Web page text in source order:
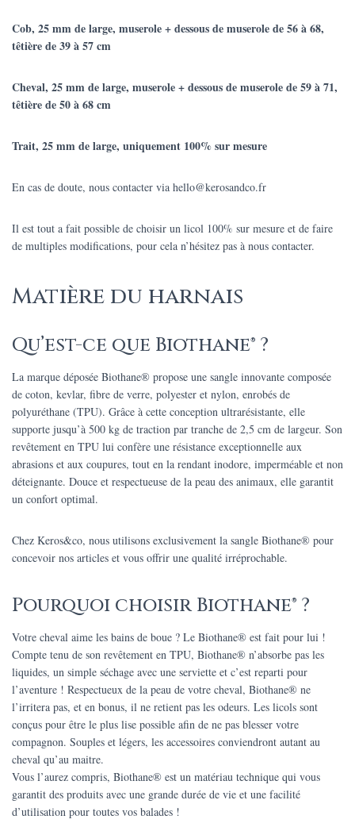
Cob, 25 mm de large, muserole + dessous de muserole de 56 à 68,
têtière de 39 à 57 cm
Cheval, 25 mm de large, muserole + dessous de muserole de 59 à 71,
têtière de 50 à 68 cm
Trait, 25 mm de large, uniquement 100% sur mesure
En cas de doute, nous contacter via hello@kerosandco.fr
Il est tout a fait possible de choisir un licol 100% sur mesure et de faire
de multiples modifications, pour cela n’hésitez pas à nous contacter.
Matière du harnais
Qu’est-ce que Biothane® ?
La marque déposée Biothane® propose une sangle innovante composée
de coton, kevlar, fibre de verre, polyester et nylon, enrobés de
polyuréthane (TPU). Grâce à cette conception ultrarésistante, elle
supporte jusqu’à 500 kg de traction par tranche de 2,5 cm de largeur. Son
revêtement en TPU lui confère une résistance exceptionnelle aux
abrasions et aux coupures, tout en la rendant inodore, imperméable et non
déteignante. Douce et respectueuse de la peau des animaux, elle garantit
un confort optimal.
Chez Keros&co, nous utilisons exclusivement la sangle Biothane® pour
concevoir nos articles et vous offrir une qualité irréprochable.
Pourquoi choisir Biothane® ?
Votre cheval aime les bains de boue ? Le Biothane® est fait pour lui !
Compte tenu de son revêtement en TPU, Biothane® n’absorbe pas les
liquides, un simple séchage avec une serviette et c’est reparti pour
l’aventure ! Respectueux de la peau de votre cheval, Biothane® ne
l’irritera pas, et en bonus, il ne retient pas les odeurs. Les licols sont
conçus pour être le plus lise possible afin de ne pas blesser votre
compagnon. Souples et légers, les accessoires conviendront autant au
cheval qu’au maitre.
Vous l’aurez compris, Biothane® est un matériau technique qui vous
garantit des produits avec une grande durée de vie et une facilité
d’utilisation pour toutes vos balades !